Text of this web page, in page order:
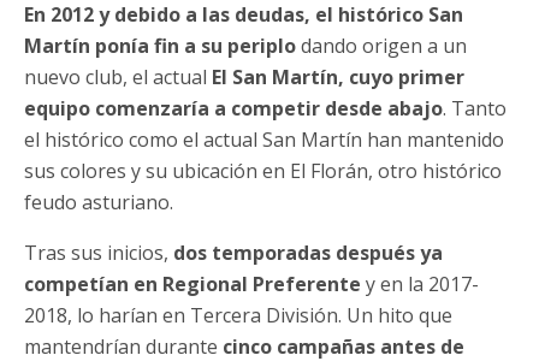
En 2012 y debido a las deudas, el histórico San
Martín ponía fin a su periplodando origen a un
nuevo club, el actual EI San Martín, cuyo primer
equipo comenzaría a competir desde abajo. Tanto
el histórico como el actual San Martín han mantenido
sus colores y su ubicación en El Florán, otro histórico
feudo asturiano.
Tras sus inicios, dos temporadas después ya
competían en Regional Preferente y en la 2017-
2018, lo harían en Tercera División. Un hito que
mantendrían durante cinco campañas antes de